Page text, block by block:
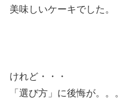
美味しいケーキでした。
けれど・・・
「選び方」に後悔が。。。